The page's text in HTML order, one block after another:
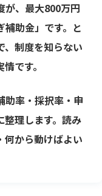
が、最大800万円
補助金」です。と
、制度を知らない
です。
助率・採択率・申
整理します。読み
何から動けばよい